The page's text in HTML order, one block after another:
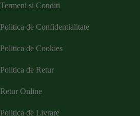
Termeni si Conditi
Politica de Confidentialitate
Politica de Cookies
Politica de Retur
Retur Online
Politica de Livrare